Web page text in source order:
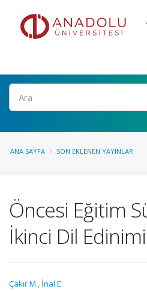
Ara
ANA SAYFA SON EKLENEN YAYINLAR
Öncesi Eğitim
İkinci Dil Edinimi
Çakır M., İnal E.